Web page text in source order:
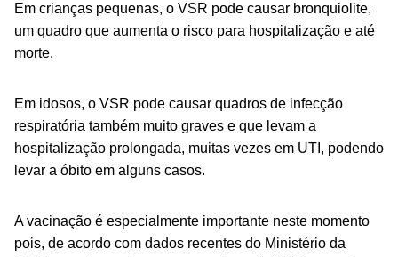
Em crianças pequenas, o VSR pode causar bronquiolite,
um quadro que aumenta o risco para hospitalização e até
morte.
Em idosos, o VSR pode causar quadros de infecção
respiratória também muito graves e que levam a
hospitalização prolongada, muitas vezes em UTI, podendo
levar a óbito em alguns casos.
A vacinação é especialmente importante neste momento
pois, de acordo com dados recentes do Ministério da